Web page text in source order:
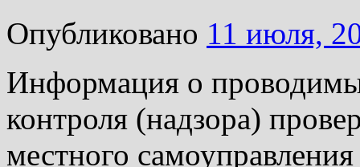
Опубликовано 11 июля,
Информация о
контроля (надзора)
местного